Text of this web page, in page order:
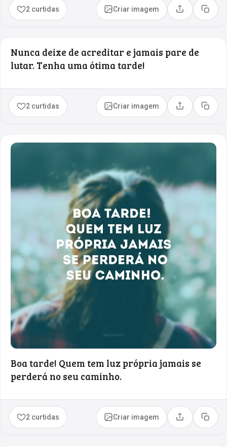
2 curtidas Criar imagem Compartilhar
Copiar
Nunca deixe de acreditar e jamais pare de
lutar. Tenha uma ótima tarde!
2 curtidas Criar imagem Compartilhar
Copiar
Boa tarde! Quem tem luz própria jamais se
perderá no seu caminho.
2 curtidas Criar imagem Compartilhar
Copiar